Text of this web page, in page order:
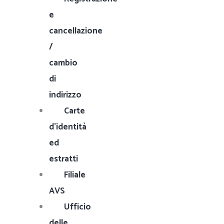
e
cancellazione
/
cambio
di
indirizzo
Carte
d'identità
ed
estratti
Filiale
AVS
Ufficio